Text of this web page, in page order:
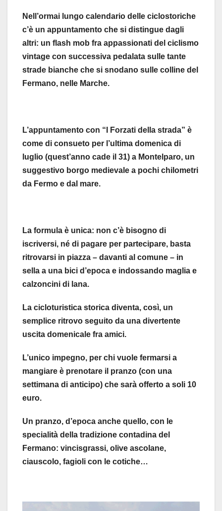
Nell’ormai lungo calendario delle ciclostoriche
c’è un appuntamento che si distingue dagli
altri: un flash mob fra appassionati del ciclismo
vintage con successiva pedalata sulle tante
strade bianche che si snodano sulle colline del
Fermano, nelle Marche.
L’appuntamento con “I Forzati della strada” è
come di consueto per l’ultima domenica di
luglio (quest’anno cade il 31) a Montelparo, un
suggestivo borgo medievale a pochi chilometri
da Fermo e dal mare.
La formula è unica: non c’è bisogno di
iscriversi, né di pagare per partecipare, basta
ritrovarsi in piazza – davanti al comune – in
sella a una bici d’epoca e indossando maglia e
calzoncini di lana.
La cicloturistica storica diventa, così, un
semplice ritrovo seguito da una divertente
uscita domenicale fra amici.
L’unico impegno, per chi vuole fermarsi a
mangiare è prenotare il pranzo (con una
settimana di anticipo) che sarà offerto a soli 10
euro.
Un pranzo, d’epoca anche quello, con le
specialità della tradizione contadina del
Fermano: vincisgrassi, olive ascolane,
ciauscolo, fagioli con le cotiche…